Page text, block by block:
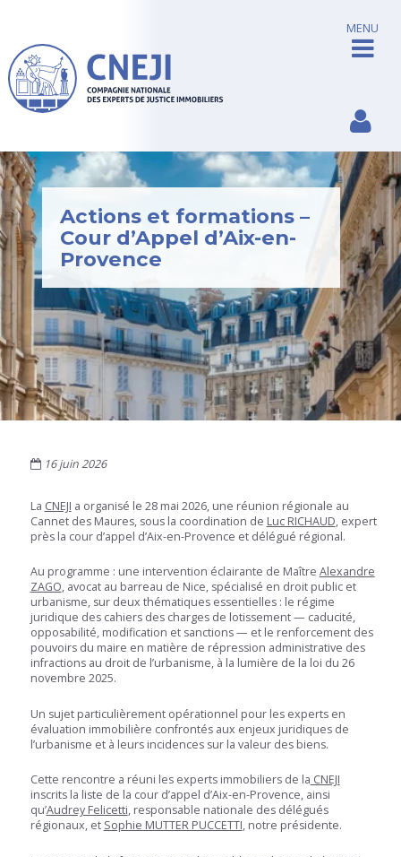
MENU
Actions et formations –
Cour d’Appel d’Aix-en-
Provence
16 juin 2026
La CNEJI a organisé le 28 mai 2026, une réunion régionale au
Cannet des Maures, sous la coordination de Luc RICHAUD, expert
près la cour d’appel d’Aix-en-Provence et délégué régional.
Au programme : une intervention éclairante de Maître Alexandre
ZAGO, avocat au barreau de Nice, spécialisé en droit public et
urbanisme, sur deux thématiques essentielles : le régime
juridique des cahiers des charges de lotissement — caducité,
opposabilité, modification et sanctions — et le renforcement des
pouvoirs du maire en matière de répression administrative des
infractions au droit de l’urbanisme, à la lumière de la loi du 26
novembre 2025.
Un sujet particulièrement opérationnel pour les experts en
évaluation immobilière confrontés aux enjeux juridiques de
l’urbanisme et à leurs incidences sur la valeur des biens.
Cette rencontre a réuni les experts immobiliers de la CNEJI
inscrits la liste de la cour d’appel d’Aix-en-Provence, ainsi
qu’Audrey Felicetti, responsable nationale des délégués
régionaux, et Sophie MUTTER PUCCETTI, notre présidente.